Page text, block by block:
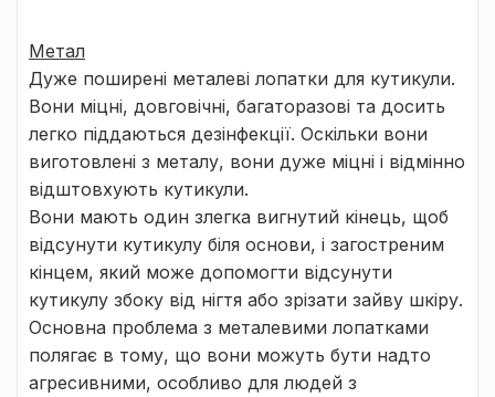
Метал
Дуже поширені металеві лопатки для кутикули.
Вони міцні, довговічні, багаторазові та досить
легко піддаються дезінфекції. Оскільки вони
виготовлені з металу, вони дуже міцні і відмінно
відштовхують кутикули.
Вони мають один злегка вигнутий кінець, щоб
відсунути кутикулу біля основи, і загостреним
кінцем, який може допомогти відсунути
кутикулу збоку від нігтя або зрізати зайву шкіру.
Основна проблема з металевими лопатками
полягає в тому, що вони можуть бути надто
агресивними, особливо для людей з